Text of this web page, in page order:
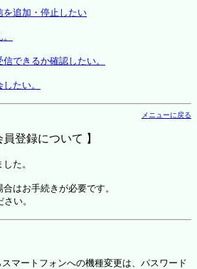
を追加・停止したい
できるか確認したい。
たい。
メニューに戻る
員登録について 】
た。
はお手続きが必要です。
い。
マートフォンへの機種変更は、パスワード